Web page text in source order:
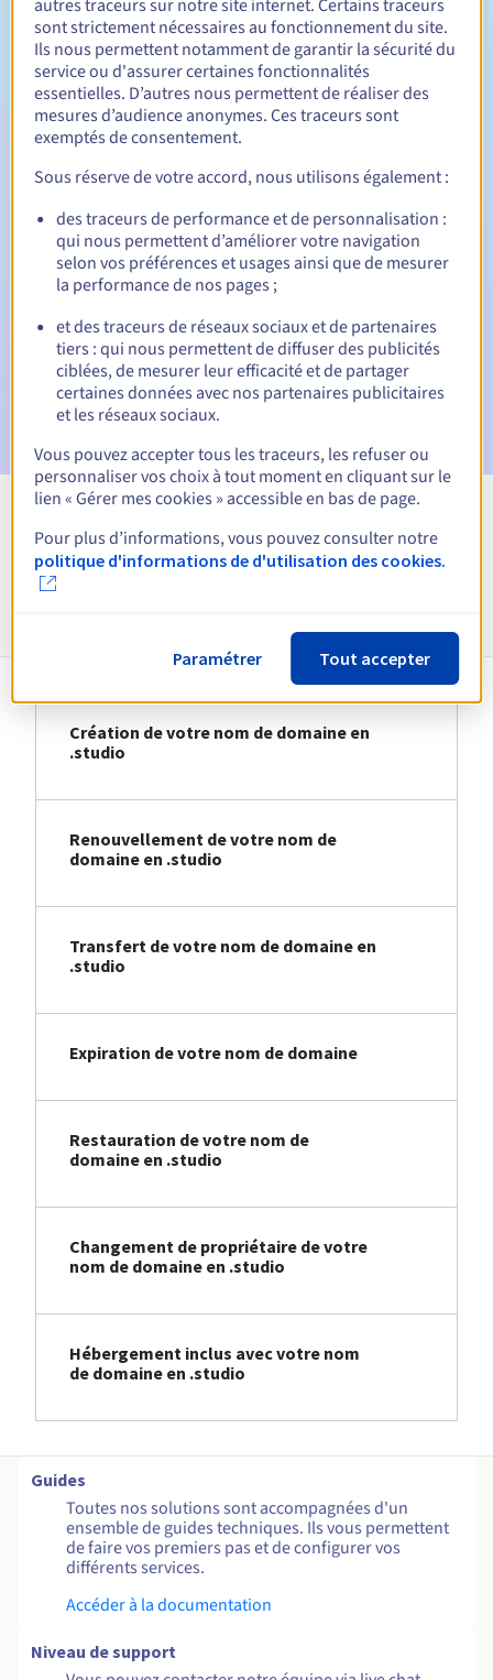
Durée de renouvellement Entre 1 et 10 ans
Période de rédemption
Notifications automatiques :
E-mails d'avertissement : 60, 30, 15, 7 et 3 jours avant la
date d'échéance
E-mail le jour de l'expirationpour notification de la
suspension du nom de domaine
E-mail après la période de grâce de rédemptionpour
notification de la suppression du nom de domaine
Voir toutes les extensions
Création de votre nom de domaine en
.studio
Renouvellement de votre nom de
domaine en .studio
Transfert de votre nom de domaine en
.studio
Expiration de votre nom de domaine
Restauration de votre nom de
domaine en .studio
Changement de propriétaire de votre
nom de domaine en .studio
Hébergement inclus avec votre nom
de domaine en .studio
Guides
Toutes nos solutions sont accompagnées d'un
ensemble de guides techniques. Ils vous permettent
de faire vos premiers pas et de configurer vos
différents services.
Accéder à la documentation
Niveau de support
autres traceurs sur notre site internet. Certains traceurs
sont strictement nécessaires au fonctionnement du site.
Ils nous permettent notamment de garantir la sécurité du
service ou d'assurer certaines fonctionnalités
essentielles. D’autres nous permettent de réaliser des
mesures d’audience anonymes. Ces traceurs sont
exemptés de consentement.
Sous réserve de votre accord, nous utilisons également :
des traceurs de performance et de personnalisation :
qui nous permettent d’améliorer votre navigation
selon vos préférences et usages ainsi que de mesurer
la performance de nos pages ;
et des traceurs de réseaux sociaux et de partenaires
tiers : qui nous permettent de diffuser des publicités
ciblées, de mesurer leur efficacité et de partager
certaines données avec nos partenaires publicitaires
et les réseaux sociaux.
Vous pouvez accepter tous les traceurs, les refuser ou
personnaliser vos choix à tout moment en cliquant sur le
lien « Gérer mes cookies » accessible en bas de page.
Pour plus d’informations, vous pouvez consulter notre
politique d'informations de d'utilisation des cookies.
Paramétrer Tout accepter